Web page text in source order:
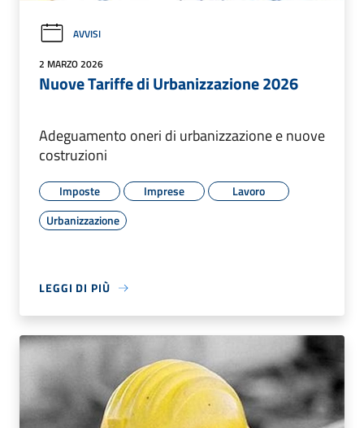
AVVISI
2 MARZO 2026
Nuove Tariffe di Urbanizzazione 2026
Adeguamento oneri di urbanizzazione e nuove
costruzioni
Imposte Imprese
Lavoro
Urbanizzazione
LEGGI DI PIÙ